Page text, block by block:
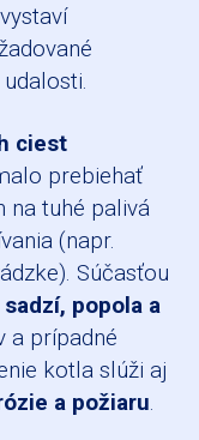
ciest
prebiehať
na tuhé palivá
(napr.
Súčasťou
sadzí, popola a
a prípadné
kotla slúži aj
a požiaru.